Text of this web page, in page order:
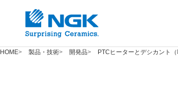
HOME 製品・技術 開発品 PTCヒーターとデシカント